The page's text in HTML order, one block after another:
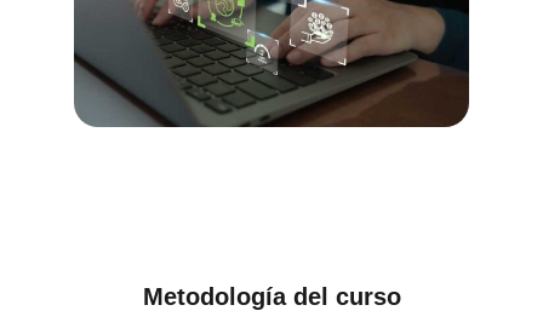
Metodología del curso